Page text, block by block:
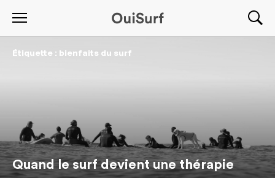
Étiquette : bienfaits du surf
Quand le surf devient une thérapie